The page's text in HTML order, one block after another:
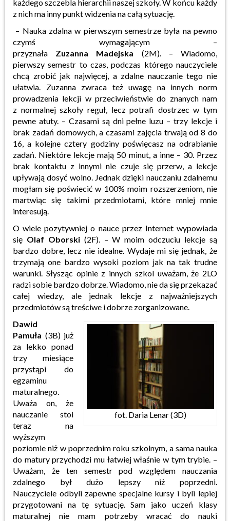
każdegoszczebla hierarchii naszej szkoły. W końcu każdy
z nich ma inny punkt widzenia na całą sytuację.
– Nauka zdalna w pierwszym semestrze była na pewno
czymś wymagającym –
przyznała Zuzanna Madejska (2M). – Wiadomo,
pierwszy semestr to czas, podczas którego nauczyciele
chcą zrobić jak najwięcej, a zdalne nauczanie tego nie
ułatwia.
Zuzanna zwraca też uwagę na innych norm
prowadzenia lekcji w przeciwieństwie do znanych nam
z normalnej szkoły reguł, lecz potrafi dostrzec w tym
pewne atuty. – Czasami są dni pełne luzu – trzy lekcje i
brak zadań domowych, a czasami zajęcia trwają od 8 do
16, a kolejne cztery godziny poświęcasz na odrabianie
zadań. Niektóre lekcje mają 50 minut, a inne – 30. Przez
brak kontaktu z innymi nie czuje się przerw, a lekcje
upływają dosyć wolno. Jednak dzięki nauczaniu zdalnemu
mogłam się poświecić w 100% moim rozszerzeniom, nie
martwiąc się takimi przedmiotami, które mniej mnie
interesują.
O wiele pozytywniej o nauce przez Internet wypowiada
się Olaf Oborski (2F). – W moim odczuciu lekcje są
bardzo dobre, lecz nie idealne. Wydaje mi się jednak, że
trzymają one bardzo wysoki poziom jak na tak trudne
warunki. Słysząc opinie z innych szkol uważam, że 2LO
radzi sobie bardzo dobrze. Wiadomo, nie da sięprzekazać
całej wiedzy, ale jednak lekcje z najważniejszych
przedmiotów są treściwe i dobrze zorganizowane.
fot. Daria Lenar (3D)
Dawid
Pamuła (3B)już
za lekko ponad
trzy miesiące
przystąpi do
egzaminu
maturalnego.
Uważa
on, że
nauczanie stoi
teraz na
wyższym
poziomie niż w poprzednim roku szkolnym, a sama nauka
do matury przychodzi mu łatwiej właśnie w tym trybie. –
Uważam, że ten semestr pod względem nauczania
zdalnego był dużo lepszy niż poprzedni.
Nauczyciele odbyli zapewne specjalne kursy i byli lepiej
przygotowani na tę sytuację. Sam jako uczeń klasy
maturalnej nie mam
potrzeby wracać do nauki